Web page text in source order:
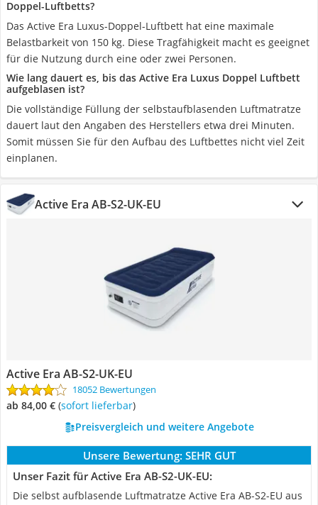
Doppel-Luftbetts?
Das Active Era Luxus-Doppel-Luftbett hat eine maximale
Belastbarkeit von 150 kg. Diese Tragfähigkeit macht es geeignet
für die Nutzung durch eine oder zwei Personen.
Wie lang dauert es, bis das Active Era Luxus Doppel Luftbett
aufgeblasen ist?
Die vollständige Füllung der selbstaufblasenden Luftmatratze
dauert laut den Angaben des Herstellers etwa drei Minuten.
Somit müssen Sie für den Aufbau des Luftbettes nicht viel Zeit
einplanen.
Active Era AB-S2-UK-EU
Active Era AB-S2-UK-EU
18052 Bewertungen
ab 84,00 € ( Sofort lieferbar)
Preisvergleich und weitere Angebote
Unsere Bewertung: SEHR GUT
Unser Fazit für Active Era AB-S2-UK-EU:
Die selbst aufblasende Luftmatratze Active Era AB-S2-EU aus